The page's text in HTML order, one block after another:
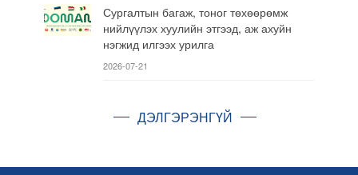
Сургалтын багаж, тоног төхөөрөмж
нийлүүлэх хуулийн этгээд, аж ахуйн
нэгжид илгээх урилга
2026-07-21
ДЭЛГЭРЭНГҮЙ